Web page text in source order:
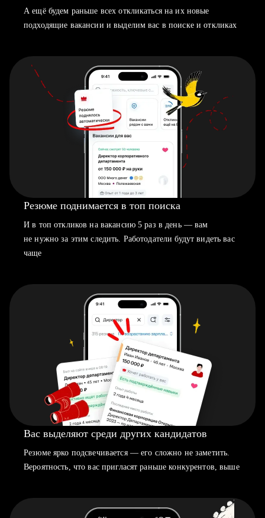
А ещё будем раньше всех откликаться на их новые
подходящие вакансии и выделим вас в поиске и откликах
Резюме поднимается в топ поиска
И в топ откликов на вакансию 5 раз в день — вам
не нужно за этим следить. Работодатели будут видеть вас
чаще
Вас выделяют среди других кандидатов
Резюме ярко подсвечивается — его сложно не заметить.
Вероятность, что вас пригласят раньше конкурентов, выше